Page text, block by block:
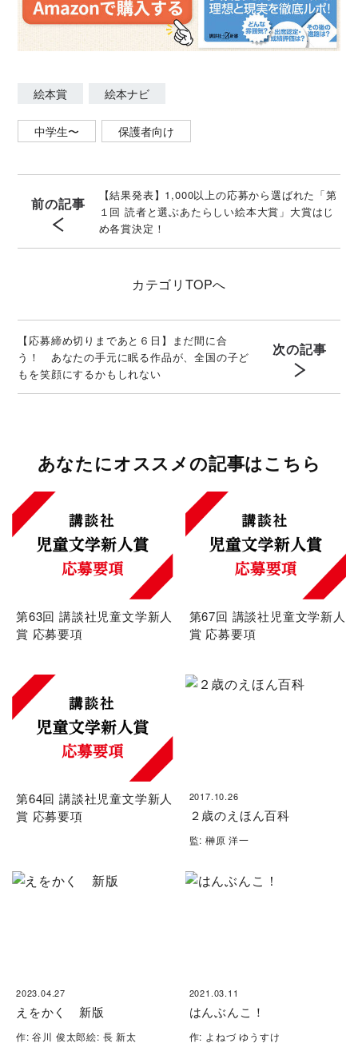
絵本賞 絵本ナビ
中学生〜 保護者向け
前の記事
【結果発表】1,000以上の応募から選ばれた「第
１回 読者と選ぶあたらしい絵本大賞」大賞はじ
め各賞決定！
カテゴリ TOPへ
【応募締め切りまであと６日】まだ間に合
う！ あなたの手元に眠る作品が、全国の子ど
もを笑顔にするかもしれない
次の記事
あなたにオススメの記事はこちら
第63回 講談社児童文学新人
賞 応募要項
第67回 講談社児童文学新人
賞 応募要項
第64回 講談社児童文学新人
賞 応募要項
2017.10.26
２歳のえほん百科
監: 榊原 洋一
2023.04.27
えをかく 新版
作: 谷川 俊太郎絵: 長 新太
2021.03.11
はんぶんこ！
作: よねづ ゆうすけ